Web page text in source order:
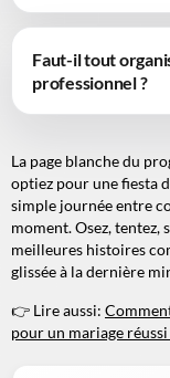
Faut-il tout
professionnel ?
La page blanche du
optiez pour une fiesta
simple journée entre
moment. Osez, tentez,
meilleures histoires
glissée à la dernière
👉 Lire aussi:
pour un mariage réussi